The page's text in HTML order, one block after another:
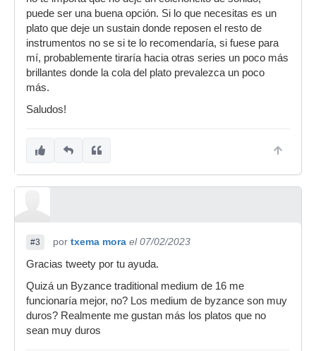
puede ser una buena opción. Si lo que necesitas es un
plato que deje un sustain donde reposen el resto de
instrumentos no se si te lo recomendaría, si fuese para
mí, probablemente tiraría hacia otras series un poco más
brillantes donde la cola del plato prevalezca un poco
más.
Saludos!
#3 por txema mora el 07/02/2023
Gracias tweety por tu ayuda.
Quizá un Byzance traditional medium de 16 me
funcionaría mejor, no? Los medium de byzance son muy
duros? Realmente me gustan más los platos que no
sean muy duros